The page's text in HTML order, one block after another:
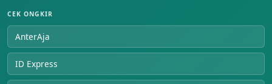
CEK ONGKIR
AnterAja
ID Express